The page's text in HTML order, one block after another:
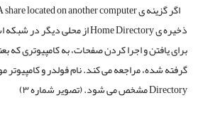
Directory مشخص می شود. (تصویر شماره ۳)